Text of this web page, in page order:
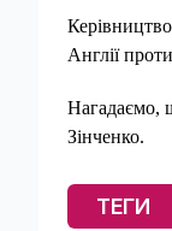
Англії
Нагадаємо,
Зінченко.
ТЕГИ